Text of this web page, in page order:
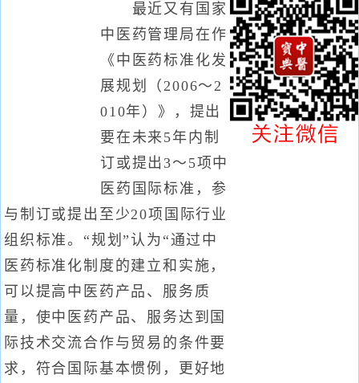
最近又有国家
中医药管理局在作
《中医药标准化发
展规划（2006～2
010年）》，提出
要在未来5年内制
订或提出3～5项中
医药国际标准，参
与制订或提出至少20项国际行业
组织标准。“规划”认为“通过中
医药标准化制度的建立和实施，
可以提高中医药产品、服务质
量，使中医药产品、服务达到国
际技术交流合作与贸易的条件要
求，符合国际基本惯例，更好地